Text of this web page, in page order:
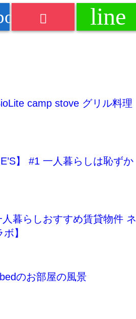
line
camp stove グリル料理
】 #1 一人暮らしは恥ずか
暮らしおすすめ賃貸物件 ネ
】
のお部屋の風景